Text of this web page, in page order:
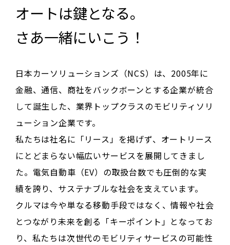
オートは鍵となる。
さあ一緒にいこう！
日本カーソリューションズ（NCS）は、2005年に
金融、通信、商社をバックボーンとする企業が統合
して誕生した、業界トップクラスのモビリティソリ
ューション企業です。
私たちは社名に「リース」を掲げず、オートリース
にとどまらない幅広いサービスを展開してきまし
た。電気自動車（EV）の取扱台数でも圧倒的な実
績を誇り、サステナブルな社会を支えています。
クルマは今や単なる移動手段ではなく、情報や社会
とつながり未来を創る「キーポイント」となってお
り、私たちは次世代のモビリティサービスの可能性